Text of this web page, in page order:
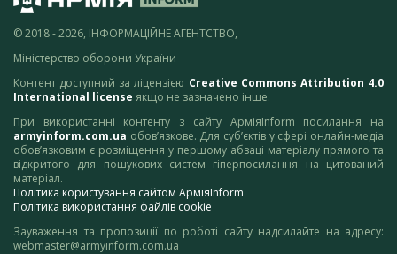
© 2018 - 2026, ІНФОРМАЦІЙНЕ АГЕНТСТВО,
Міністерство оборони України
Контент доступний за ліцензією Creative Commons Attribution 4.0
International license якщо не зазначено інше.
При використанні контенту з сайту АрміяInform посилання на
armyinform.com.ua обов’язкове. Для суб’єктів у сфері онлайн-медіа
обов’язковим є розміщення у першому абзаці матеріалу прямого та
відкритого для пошукових систем гіперпосилання на цитований
матеріал.
Політика користування сайтом АрміяInform
Політика використання файлів cookie
Зауваження та пропозиції по роботі сайту надсилайте на адресу:
webmaster@armyinform.com.ua